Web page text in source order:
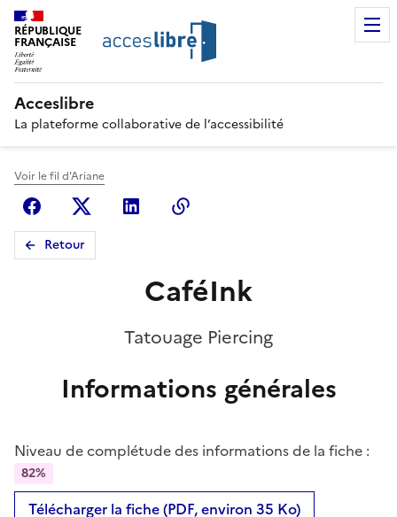
RÉPUBLIQUE
FRANÇAISE
Acceslibre
La plateforme collaborative de l’accessibilité
Voir le fil d'Ariane
FacebookX (anciennement Twitter)
Linkedin
Retour
CaféInk
Tatouage Piercing
Informations générales
Niveau de complétude des informations de la fiche :
82%
Télécharger la fiche (PDF, environ 35 Ko)